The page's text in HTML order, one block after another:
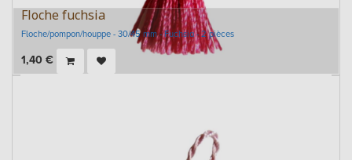
Floche fuchsia
Floche/pompon/houppe - 30/45 mm - Fuchsia - 2 pièces
1,40 €